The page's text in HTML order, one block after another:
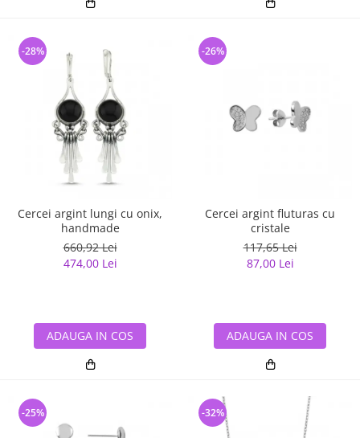
Cercei argint lungi cu onix,
handmade
660,92 Lei
474,00 Lei
-28%
ADAUGA IN COS
Cercei argint fluturas cu
cristale
117,65 Lei
87,00 Lei
-26%
ADAUGA IN COS
-25% -32%